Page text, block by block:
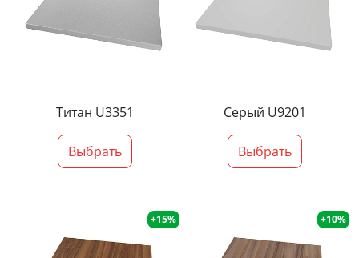
Титан U3351
Выбрать
Серый U9201
Выбрать
+15% +10%